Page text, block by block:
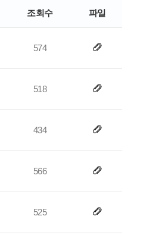
조회수 파일
574
518
434
566
525